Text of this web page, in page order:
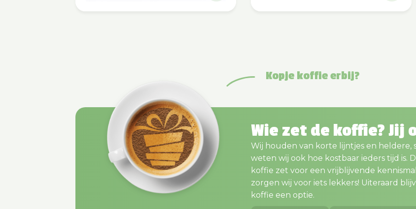
Kopje koffie erbij?
Wie zet de koffie? Jij
Wij houden van korte lijntjes en heldere,
weten wij ook hoe kostbaar ieders tijd is.
koffie zet voor een vrijblijvende
zorgen wij voor iets lekkers! Uiteraard
koffie een optie.